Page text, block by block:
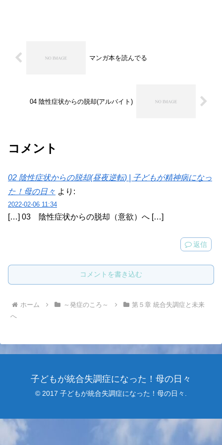
マンガ本を読んでる
04 陰性症状からの脱却(アルバイト)
コメント
02 陰性症状からの脱却(昼夜逆転) | 子どもが精神病になっ
た！母の日々 より:
2022-02-06 11:34
[…] 03 陰性症状からの脱却（意欲）へ […]
返信
コメントを書き込む
ホーム ～発症のころ～
第５章 統合失調症と未来
へ
子どもが統合失調症になった！母の日々
© 2017 子どもが統合失調症になった！母の日々.